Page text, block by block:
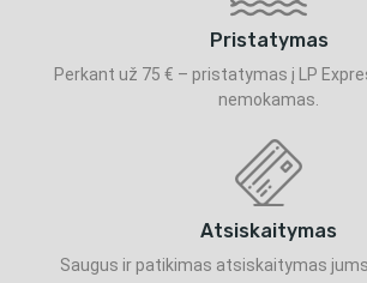
Pristatymas
Perkant už 75 € – pristatymas į LP
nemokamas.
Atsiskaitymas
Saugus ir patikimas atsiskaitymas